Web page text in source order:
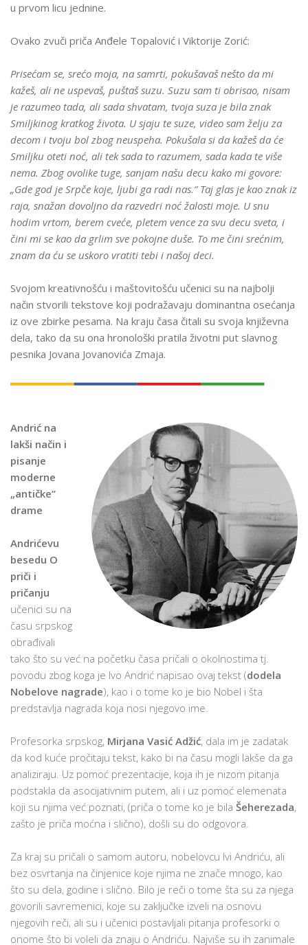
u prvom licu jednine.
Ovako zvuči priča Anđele Topalović i Viktorije Zorić:
Prisećam se, srećo moja, na samrti, pokušavaš nešto da mi
kažeš, ali ne uspevaš, puštaš suzu. Suzu sam ti obrisao, nisam
je razumeo tada, ali sada shvatam, tvoja suza je bila znak
Smiljkinog kratkog života. U sjaju te suze, video sam želju za
decom i tvoju bol zbog neuspeha. Pokušala si da kažeš da će
Smiljku oteti noć, ali tek sada to razumem, sada kada te više
nema. Zbog ovolike tuge, sanjam našu decu kako mi govore:
„Gde god je Srpče koje, ljubi ga radi nas.” Taj glas je kao znak iz
raja, snažan dovoljno da razvedri noć žalosti moje. U snu
hodim vrtom, berem cveće, pletem vence za svu decu sveta, i
čini mi se kao da grlim sve pokojne duše. To me čini srećnim,
znam da ću se uskoro vratiti tebi i našoj deci.
Svojom kreativnošću i maštovitošću učenici su na najbolji
način stvorili tekstove koji podražavaju dominantna osećanja
iz ove zbirke pesama. Na kraju časa čitali su svoja književna
dela, tako da su ona hronološki pratila životni put slavnog
pesnika Jovana Jovanovića Zmaja.
Andrić na
lakši način i
pisanje
moderne
„antičke”
drame
Andrićevu
besedu O
priči i
pričanju
učenici su na
času srpskog
obrađivali
tako što su već na početku časa pričali o okolnostima tj.
povodu zbog koga je Ivo Andrić napisao ovaj tekst (dodela
Nobelove nagrade), kao i o tome ko je bio Nobel i šta
predstavlja nagrada koja nosi njegovo ime.
Profesorka srpskog, Mirjana Vasić Adžić, dala im je zadatak
da kod kuće pročitaju tekst, kako bi na času mogli lakše da ga
analiziraju. Uz pomoć prezentacije, koja ih je nizom pitanja
podstakla da asocijativnim putem, ali i uz pomoć elemenata
koji su njima već poznati, (priča o tome ko je bila Šeherezada,
zašto je priča moćna i slično), došli su do odgovora.
Za kraj su pričali o samom autoru, nobelovcu Ivi Andriću, ali
bez osvrtanja na činjenice koje njima ne znače mnogo, kao
što su dela, godine i slično. Bilo je reči o tome šta su za njega
govorili savremenici, koje su zaključke izveli na osnovu
njegovih reči, ali su i učenici postavljali pitanja profesorki o
onome što bi voleli da znaju o Andriću. Najviše su ih zanimale